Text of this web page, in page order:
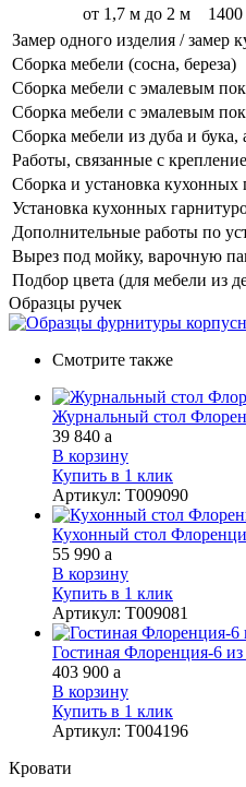
от 1,7 м до 2 м
1400
Замер одного изделия / замер
Сборка мебели (сосна, береза)
Сборка мебели с эмалевым
Сборка мебели с эмалевым
Сборка мебели из дуба и
Работы, связанные с
Сборка и установка
Установка кухонных
Дополнительные работы по
Вырез под мойку, варочную
Подбор цвета (для мебели из
Образцы ручек
Смотрите также
Журнальный стол
39 840 a
В корзину
Купить в 1 клик
Артикул: Т009090
Кухонный стол
55 990 a
В корзину
Купить в 1 клик
Артикул: Т009081
Гостиная Флоренция-6
403 900 a
В корзину
Купить в 1 клик
Артикул: Т004196
Кровати